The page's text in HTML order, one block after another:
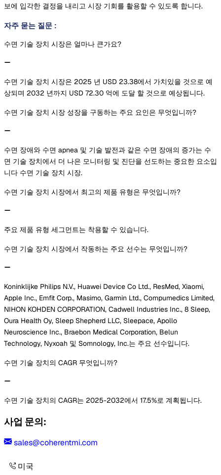
보에 입각한 결정을 내리고 시장 기회를 활용할 수 있도록 합니다.
자주 묻는 질문 :
수면 기술 장치 시장은 얼마나 큰가요?
수면 기술 장치 시장은 2025 년 USD 23.38에서 가치있을 것으로 예
상되며 2032 년까지 USD 72.30 억에 도달 할 것으로 예상됩니다.
수면 기술 장치 시장 성장을 구동하는 주요 요인은 무엇입니까?
수면 장애와 수면 apnea 및 기술 발전과 같은 수면 장애의 증가는 수
면 기술 장치에서 더 나은 모니터링 및 진단을 선도하는 중요한 요소입
니다 수면 기술 장치 시장.
수면 기술 장치 시장에서 최고의 제품 유형은 무엇입니까?
주요 제품 유형 세그먼트는 착용할 수 있습니다.
수면 기술 장치 시장에서 작동하는 주요 선수는 무엇입니까?
Koninklijke Philips N.V., Huawei Device Co Ltd., ResMed, Xiaomi,
Apple Inc., Emfit Corp., Masimo, Garmin Ltd., Compumedics Limited,
NIHON KOHDEN CORPORATION, Cadwell Industries Inc., 8 Sleep,
Oura Health Oy, Sleep Shepherd LLC, Sleepace, Apollo
Neuroscience Inc., Braebon Medical Corporation, Belun
Technology, Nyxoah 및 Somnology, Inc.는 주요 선수입니다.
수면 기술 장치의 CAGR 무엇입니까?
수면 기술 장치의 CAGR는 2025-2032에서 17.5%로 계획됩니다.
사업 문의:
sales@coherentmi.com
미국